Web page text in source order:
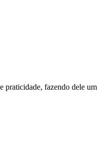
praticidade, fazendo dele um